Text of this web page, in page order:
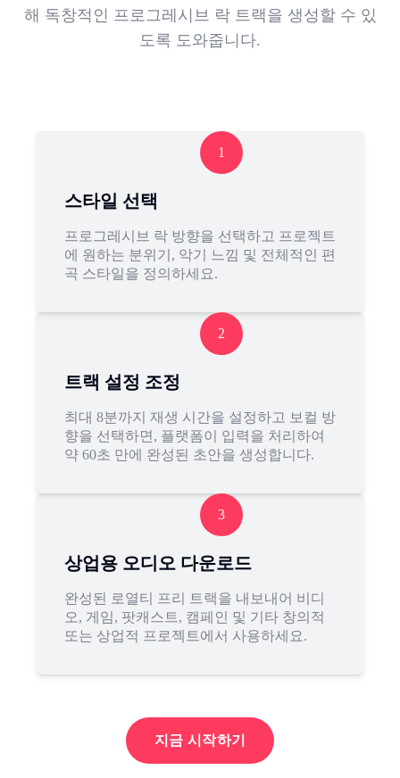
해 독창적인 프로그레시브 락 트랙을 생성할 수 있
도록 도와줍니다.
1
스타일 선택
프로그레시브 락 방향을 선택하고 프로젝트
에 원하는 분위기, 악기 느낌 및 전체적인 편
곡 스타일을 정의하세요.
2
트랙 설정 조정
최대 8분까지 재생 시간을 설정하고 보컬 방
향을 선택하면, 플랫폼이 입력을 처리하여
약 60초 만에 완성된 초안을 생성합니다.
3
상업용 오디오 다운로드
완성된 로열티 프리 트랙을 내보내어 비디
오, 게임, 팟캐스트, 캠페인 및 기타 창의적
또는 상업적 프로젝트에서 사용하세요.
지금 시작하기